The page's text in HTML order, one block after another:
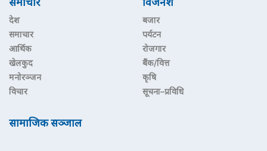
देश
समाचार
आर्थिक
खेलकुद
मनोरञ्जन
विचार
बजार
पर्यटन
रोजगार
बैंक/वित्त
कृषि
सूचना–प्रविधि
सामाजिक सञ्जाल